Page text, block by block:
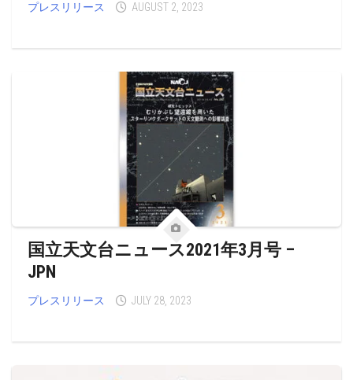
プレスリリース AUGUST 2, 2023
国立天文台ニュース2021年3月号 –
JPN
プレスリリース JULY 28, 2023